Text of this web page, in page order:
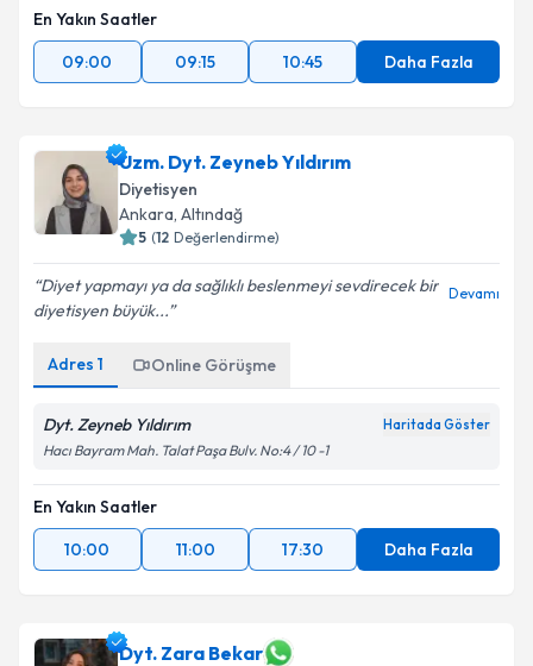
En Yakın Saatler
09:00
09:15 10:45 Daha Fazla
Uzm. Dyt. Zeyneb Yıldırım
Diyetisyen
Ankara, Altındağ
5 (12 Değerlendirme)
Diyet yapmayı ya da sağlıklı beslenmeyi sevdirecek bir
diyetisyen büyük...
Devamı
Adres 1 Online Görüşme
Dyt. Zeyneb Yıldırım Haritada Göster
Hacı Bayram Mah. Talat Paşa Bulv. No:4 / 10 -1
En Yakın Saatler
10:00
11:00 17:30 Daha Fazla
Dyt. Zara Bekar